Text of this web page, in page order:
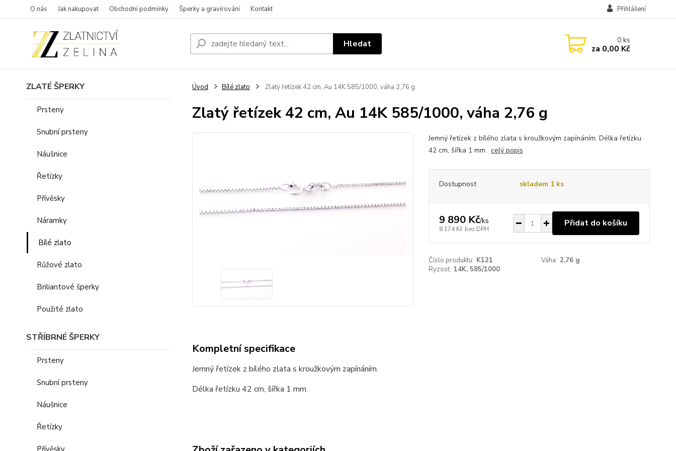
O nás Jak nakupovat Obchodní podmínky Šperky a gravírování Kontakt Přihlášení
Hledat 0ks
za 0,00 Kč
ZLATÉ ŠPERKY
Prsteny
Snubní prsteny
Náušnice
Řetízky
Přívěsky
Náramky
Bílé zlato
Růžové zlato
Briliantové šperky
Použité zlato
STŘÍBRNÉ ŠPERKY
Prsteny
Snubní prsteny
Náušnice
Řetízky
Přívěsky
Úvod Bílé zlato Zlatý řetízek 42 cm, Au 14K 585/1000, váha 2,76 g
Zlatý řetízek 42 cm, Au 14K 585/1000, váha 2,76 g
Jemný řetízek z bílého zlata s kroužkovým zapínáním. Délka řetízku
42 cm, šířka 1 mm. celý popis
Dostupnost skladem 1 ks
9 890 Kč/ks
8 174 Kč bez DPH
Přidat do košíku
Číslo produktu: K121 Váha: 2,76 g
Ryzost: 14K, 585/1000
Kompletní specifikace
Jemný řetízek z bílého zlata s kroužkovým zapínáním.
Délka řetízku 42 cm, šířka 1 mm.